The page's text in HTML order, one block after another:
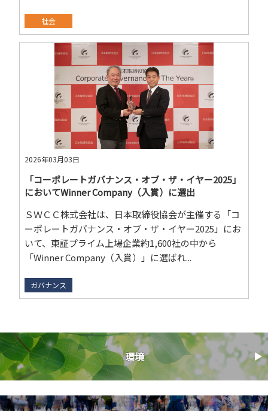
社会
2026年03月03日
「コーポレートガバナンス・オブ・ザ・イヤー2025」
においてWinner Company（入賞）に選出
ＳＷＣＣ株式会社は、日本取締役協会が主催する「コ
ーポレートガバナンス・オブ・ザ・イヤー2025」にお
いて、東証プライム上場企業約1,600社の中から
「Winner Company（入賞）」に選ばれ...
ガバナンス
環境